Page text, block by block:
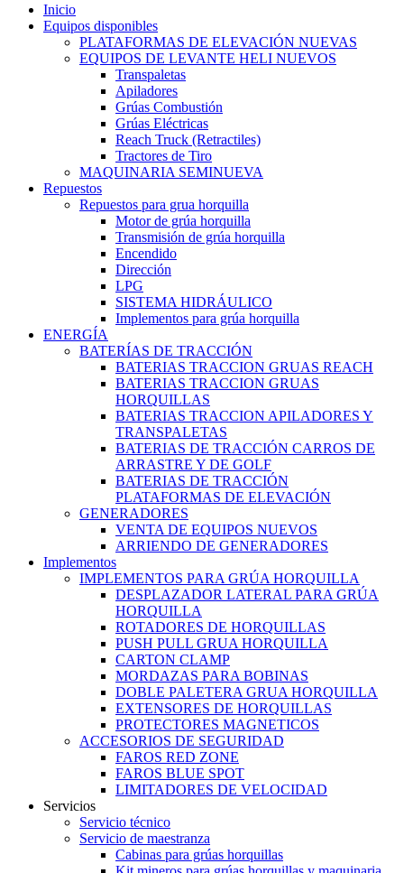
Inicio
Equipos disponibles
PLATAFORMAS DE ELEVACIÓN NUEVAS
EQUIPOS DE LEVANTE HELI NUEVOS
Transpaletas
Apiladores
Grúas Combustión
Grúas Eléctricas
Reach Truck (Retractiles)
Tractores de Tiro
MAQUINARIA SEMINUEVA
Repuestos
Repuestos para grua horquilla
Motor de grúa horquilla
Transmisión de grúa horquilla
Encendido
Dirección
LPG
SISTEMA HIDRÁULICO
Implementos para grúa horquilla
ENERGÍA
BATERÍAS DE TRACCIÓN
BATERIAS TRACCION GRUAS REACH
BATERIAS TRACCION GRUAS
HORQUILLAS
BATERIAS TRACCION APILADORES Y
TRANSPALETAS
BATERIAS DE TRACCIÓN CARROS DE
ARRASTRE Y DE GOLF
BATERIAS DE TRACCIÓN
PLATAFORMAS DE ELEVACIÓN
GENERADORES
VENTA DE EQUIPOS NUEVOS
ARRIENDO DE GENERADORES
Implementos
IMPLEMENTOS PARA GRÚA HORQUILLA
DESPLAZADOR LATERAL PARA GRÚA
HORQUILLA
ROTADORES DE HORQUILLAS
PUSH PULL GRUA HORQUILLA
CARTON CLAMP
MORDAZAS PARA BOBINAS
DOBLE PALETERA GRUA HORQUILLA
EXTENSORES DE HORQUILLAS
PROTECTORES MAGNETICOS
ACCESORIOS DE SEGURIDAD
FAROS RED ZONE
FAROS BLUE SPOT
LIMITADORES DE VELOCIDAD
Servicios
Servicio técnico
Servicio de maestranza
Cabinas para grúas horquillas